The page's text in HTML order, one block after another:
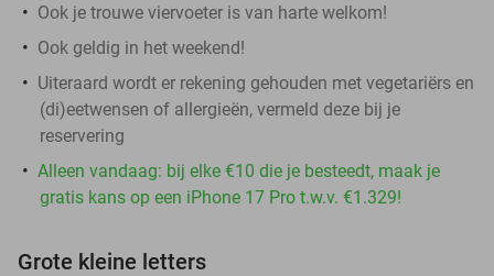
Ook je trouwe viervoeter is van harte welkom!
Ook geldig in het weekend!
Uiteraard wordt er rekening gehouden met vegetariërs en
(di)eetwensen of allergieën, vermeld deze bij je
reservering
Alleen vandaag: bij elke €10 die je besteedt, maak je
gratis kans op een iPhone 17 Pro t.w.v. €1.329!
Grote kleine letters